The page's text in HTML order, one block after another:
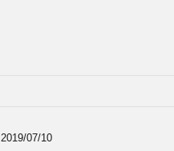
2019/07/10